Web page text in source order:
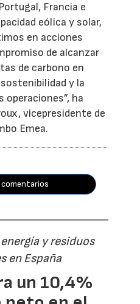
Francia e
eólica y solar,
en acciones
de alcanzar
de carbono en
y la
operaciones”, ha
vicepresidente de
Emea.
y residuos
en España
un 10,4%